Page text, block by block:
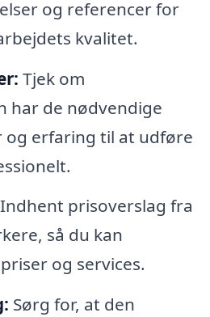
og referencer for
kvalitet.
Tjek om
har de nødvendige
og erfaring til at udføre
Indhent prisoverslag fra
så du kan
og services.
Sørg for, at den